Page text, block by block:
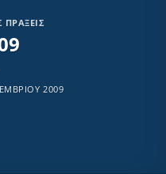
ΠΡΆΞΕΙΣ
2009